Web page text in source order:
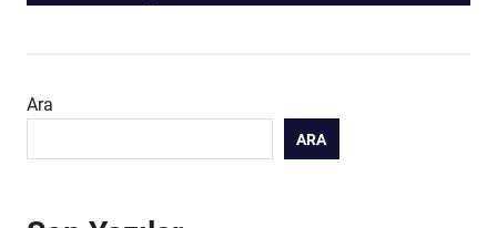
Ara
ARA